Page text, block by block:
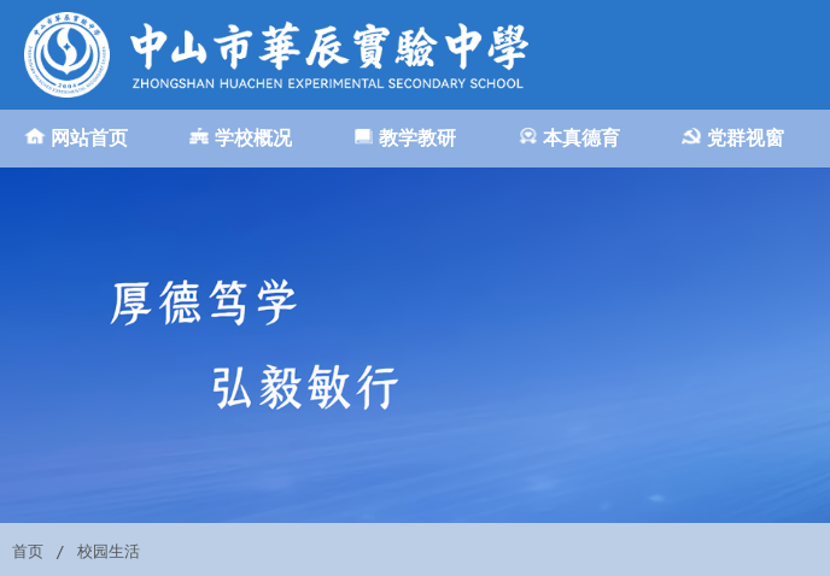
网站首页 学校概况 教学教研 本真德育 党群视窗
首页 校园生活